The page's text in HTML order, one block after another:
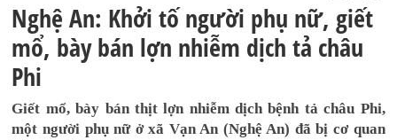
Nghệ An: Khởi tố người phụ nữ, giết
mổ, bày bán lợn nhiễm dịch tả châu
Phi
Giết mổ, bày bán thịt lợn nhiễm dịch bệnh tả châu Phi,
một người phụ nữ ở xã Vạn An (Nghệ An) đã bị cơ quan